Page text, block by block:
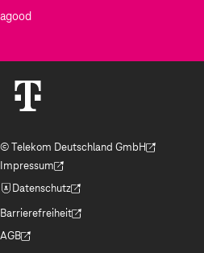
agood
© Telekom Deutschland GmbH
(Der Link wird in einem neuen Tab geöffnet)
Impressum
(Der Link wird in einem neuen Tab geöffnet)
Datenschutz
(Der Link wird in einem neuen Tab geöffnet)
Barrierefreiheit
(Der Link wird in einem neuen Tab geöffnet)
AGB
(Der Link wird in einem neuen Tab geöffnet)